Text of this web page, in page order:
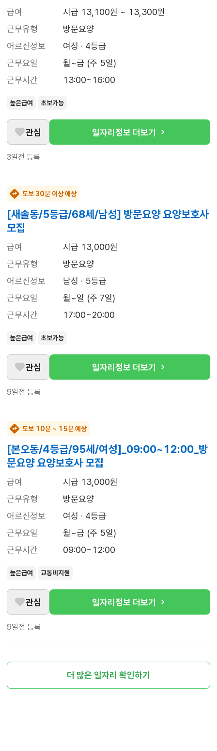
급여
시급 13,100원 ~ 13,300원
근무유형
방문요양
어르신정보
여성 · 4등급
근무요일
월~금 (주 5일)
근무시간
13:00~16:00
높은급여 초보가능
관심 일자리정보 더보기
3일전 등록
도보 30분 이상 예상
[새솔동/5등급/68세/남성] 방문요양 요양보호사
모집
급여
시급 13,000원
근무유형
방문요양
어르신정보
남성 · 5등급
근무요일
월~일 (주 7일)
근무시간
17:00~20:00
높은급여 초보가능
관심 일자리정보 더보기
9일전 등록
도보 10분 ~ 15분 예상
[본오동/4등급/95세/여성]_09:00~12:00_방
문요양 요양보호사 모집
급여
시급 13,000원
근무유형
방문요양
어르신정보
여성 · 4등급
근무요일
월~금 (주 5일)
근무시간
09:00~12:00
높은급여 교통비지원
관심 일자리정보 더보기
9일전 등록
더 많은 일자리 확인하기